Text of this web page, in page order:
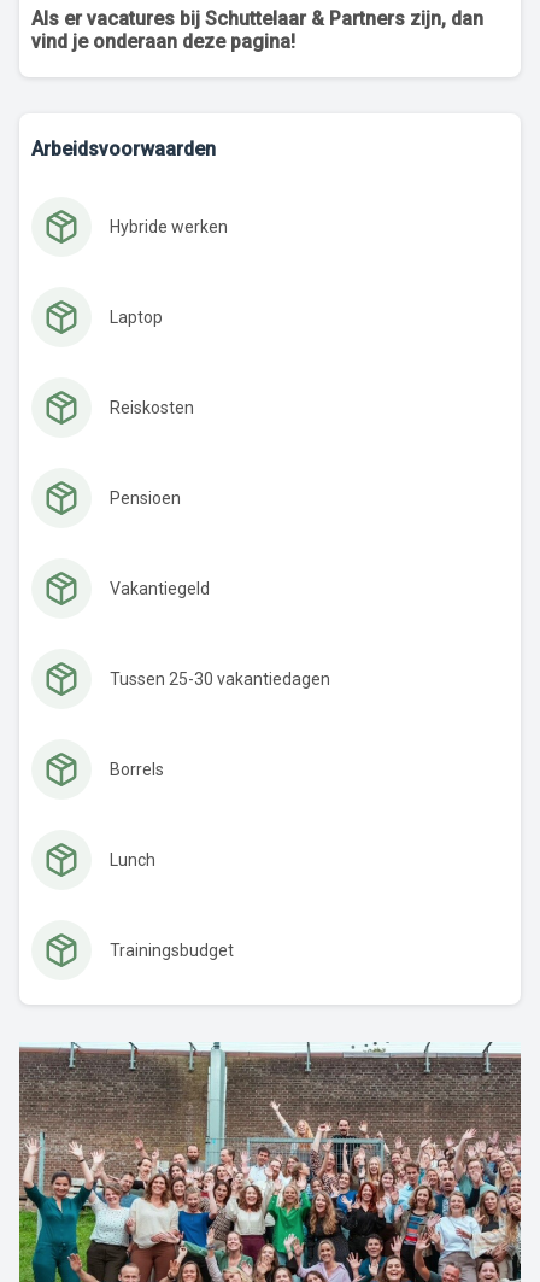
Als er vacatures bij Schuttelaar & Partners zijn, dan
vind je onderaan deze pagina!
Arbeidsvoorwaarden
Hybride werken
Laptop
Reiskosten
Pensioen
Vakantiegeld
Tussen 25-30 vakantiedagen
Borrels
Lunch
Trainingsbudget